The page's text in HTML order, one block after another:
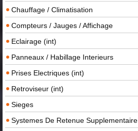
Chauffage / Climatisation
Compteurs / Jauges / Affichage
Eclairage (int)
Panneaux / Habillage Interieurs
Prises Electriques (int)
Retroviseur (int)
Sieges
Systemes De Retenue Supplementaire